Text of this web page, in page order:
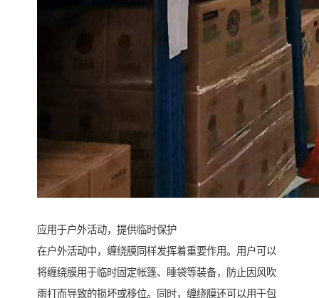
应用于户外活动，提供临时保护
在户外活动中，缠绕膜同样发挥着重要作用。用户可以
将缠绕膜用于临时固定帐篷、睡袋等装备，防止因风吹
雨打而导致的损坏或移位。同时，缠绕膜还可以用于包